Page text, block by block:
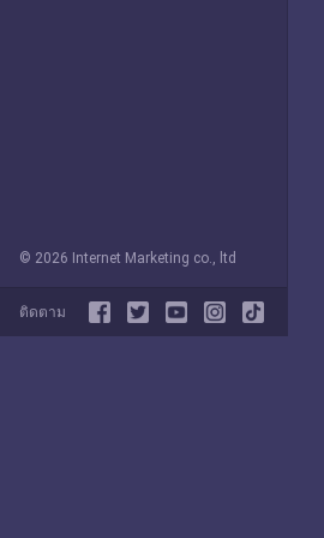
© 2026 Internet Marketing co., ltd
ติดตาม